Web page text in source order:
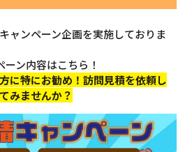
ャンペーン企画を実施しておりま
ン内容はこちら！
に特にお勧め！訪問見積を依頼し
みませんか？